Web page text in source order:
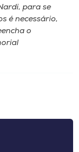
para se
é necessário,
o